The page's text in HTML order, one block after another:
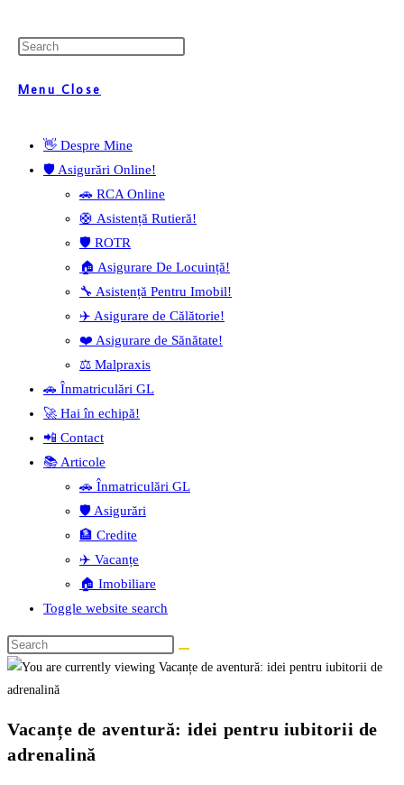
Menu Close
👋 Despre Mine
🛡️ Asigurări Online!
🚗 RCA Online
🛟 Asistență Rutieră!
🛡️ ROTR
🏠 Asigurare De Locuință!
🔧 Asistență Pentru Imobil!
✈️ Asigurare de Călătorie!
❤️ Asigurare de Sănătate!
⚖️ Malpraxis
🚗 Înmatriculări GL
🚀 Hai în echipă!
📲 Contact
📚 Articole
🚗 Înmatriculări GL
🛡️ Asigurări
🏦 Credite
✈️ Vacanțe
🏠 Imobiliare
Toggle website search
Vacanțe de aventură: idei pentru iubitorii de
adrenalină